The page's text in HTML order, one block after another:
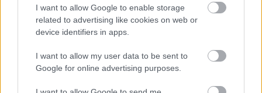
I want to allow Google to enable storage
related to advertising like cookies on web or
device identifiers in apps.
I want to allow my user data to be sent to
Google for online advertising purposes.
Κηφισιά
Αστέρας Τρίπολης
Παναιτωλικός
Το σύνολο του περιεχομένου και των υπηρεσιών του gazzetta.gr
διατίθεται στους επισκέπτες αυστηρά για προσωπική χρήση.
Απαγορεύεται η χρήση ή επανεκπομπή του, σε οποιοδήποτε μέσο,